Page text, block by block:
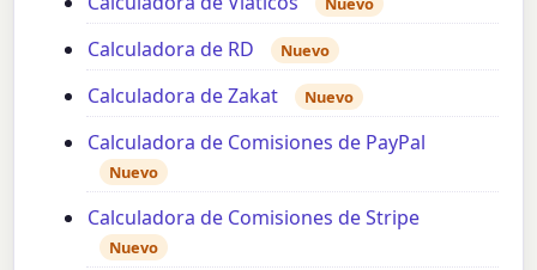
Calculadora de RD Nuevo
Calculadora de Zakat Nuevo
Calculadora de Comisiones de PayPal
Nuevo
Calculadora de Comisiones de Stripe
Nuevo